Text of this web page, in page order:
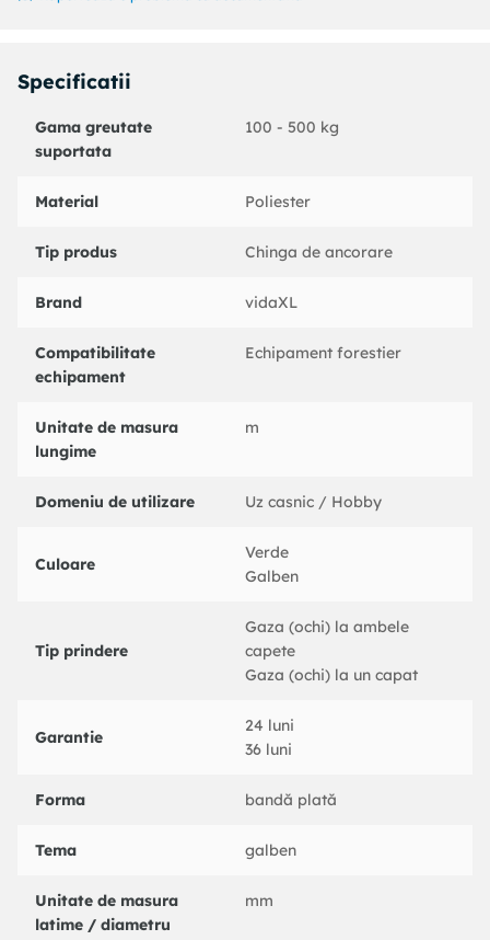
muschilor abdominali si a conditiei fizice in general
Specificatii
Gama greutate
suportata
100 - 500 kg
Material Poliester
Tip produs Chinga de ancorare
Brand vidaXL
Compatibilitate
echipament
Echipament forestier
Unitate de masura
lungime
m
Domeniu de utilizare Uz casnic / Hobby
Culoare
Verde
Galben
Tip prindere
Gaza (ochi) la ambele
capete
Gaza (ochi) la un capat
Garantie
24 luni
36 luni
Forma bandă plată
Tema galben
Unitate de masura
latime / diametru
mm